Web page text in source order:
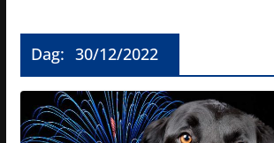
Dag: 30/12/2022